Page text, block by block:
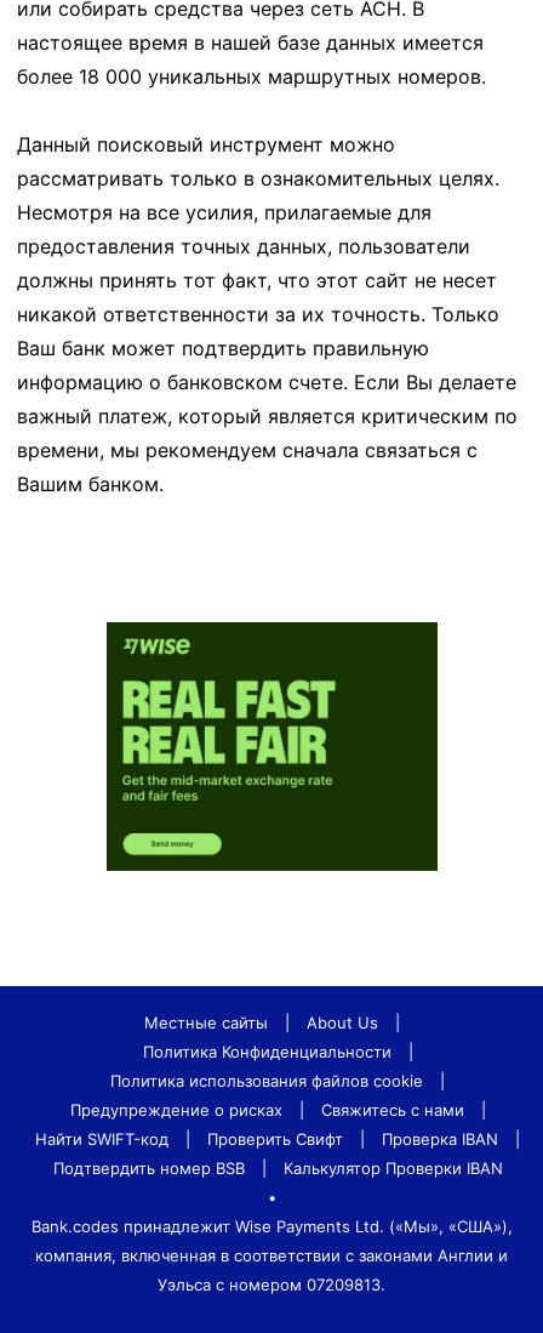
или собирать средства через сеть ACH. В
настоящее время в нашей базе данных имеется
более 18 000 уникальных маршрутных номеров.
Данный поисковый инструмент можно
рассматривать только в ознакомительных целях.
Несмотря на все усилия, прилагаемые для
предоставления точных данных, пользователи
должны принять тот факт, что этот сайт не несет
никакой ответственности за их точность. Только
Ваш банк может подтвердить правильную
информацию о банковском счете. Если Вы делаете
важный платеж, который является критическим по
времени, мы рекомендуем сначала связаться с
Вашим банком.
Местные сайты About Us
Политика Конфиденциальности
Политика использования файлов cookie
Предупреждение о рисках
Свяжитесь с нами
Найти SWIFT-код
Проверить Свифт Проверка IBAN
Подтвердить номер BSB
Калькулятор Проверки IBAN
•
Bank.codes принадлежит Wise Payments Ltd. («Мы», «США»),
компания, включенная в соответствии с законами Англии и
Уэльса с номером 07209813.